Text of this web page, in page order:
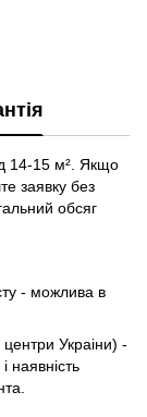
14-15 м². Якщо
заявку без
обсяг
- можлива в
Украіни) -
наявність